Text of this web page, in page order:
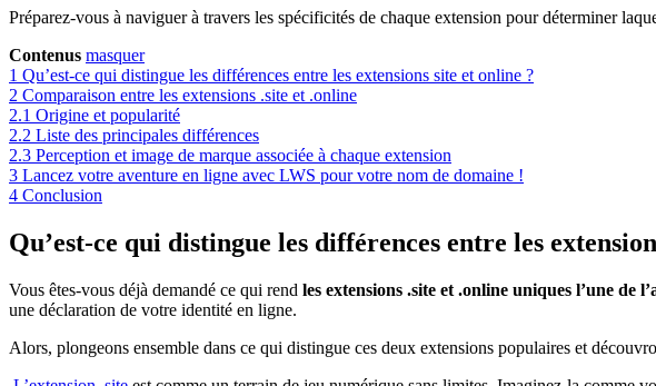
Préparez-vous à naviguer à travers les spécificités de chaque extension pour déterminer
Contenus masquer
1 Qu’est-ce qui distingue les différences entre les extensions site et online ?
2 Comparaison entre les extensions .site et .online
2.1 Origine et popularité
2.2 Liste des principales différences
2.3 Perception et image de marque associée à chaque extension
3 Lancez votre aventure en ligne avec LWS pour votre nom de domaine !
4 Conclusion
Qu’est-ce qui distingue les différences entre les
Vous êtes-vous déjà demandé ce qui rend les extensions .site et .online uniques l’une de
une déclaration de votre identité en ligne.
Alors, plongeons ensemble dans ce qui distingue ces deux extensions populaires et